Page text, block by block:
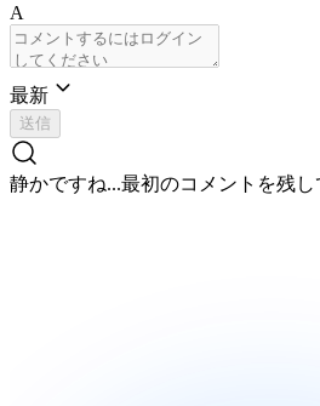
A
最新
送信
静かですね...最初のコメントを残し